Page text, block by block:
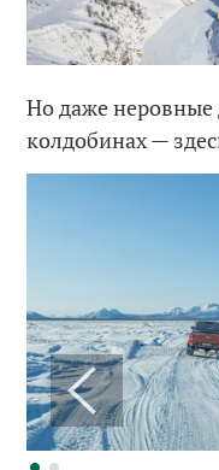
Но даже неровные
колдобинах —